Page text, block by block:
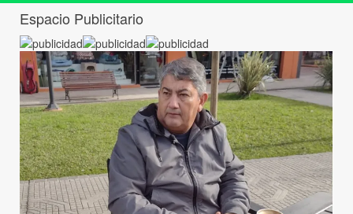
Espacio Publicitario